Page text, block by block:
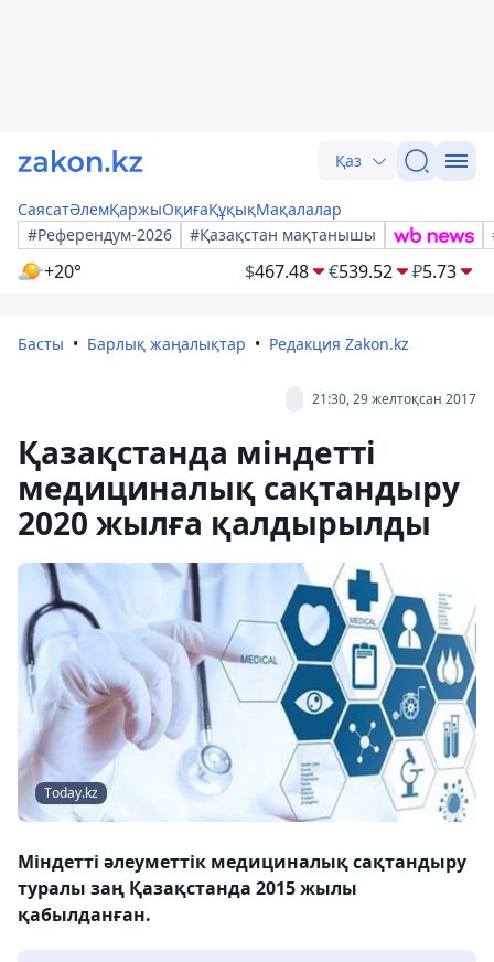
Қаз
СаясатӘлемҚаржыОқиғаҚұқықМақалалар
#Референдум-2026
#Қазақстан мақтанышы
+20° $467.48 €539.52 ₽5.73
Басты Барлық жаңалықтар Редакция Zakon.kz
21:30, 29 желтоқсан 2017
Қазақстанда міндетті
медициналық сақтандыру
2020 жылға қалдырылды
Тoday.kz
Міндетті әлеуметтік медициналық сақтандыру
туралы заң Қазақстанда 2015 жылы
қабылданған.